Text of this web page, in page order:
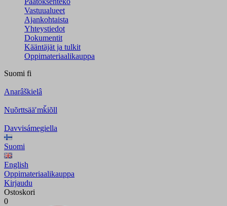
Vastuualueet
Ajankohtaista
Yhteystiedot
Dokumentit
Kääntäjät ja tulkit
Oppimateriaalikauppa
Suomi fi
Anarâškielâ
Nuõrttsääʹmǩiõll
Davvisámegiella
Suomi
English
Oppimateriaalikauppa
Kirjaudu
Ostoskori
0